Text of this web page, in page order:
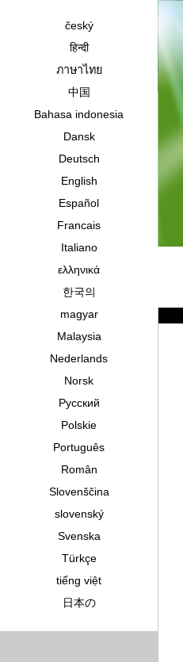
český
हिन्दी
ภาษาไทย
中国
Bahasa indonesia
Dansk
Deutsch
English
Español
Francais
Italiano
ελληνικά
한국의
magyar
Malaysia
Nederlands
Norsk
Pусский
Polskie
Português
Român
Slovenščina
slovenský
Svenska
Türkçe
tiếng việt
日本の